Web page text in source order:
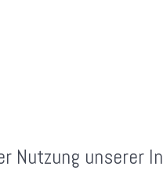
Nutzung unserer